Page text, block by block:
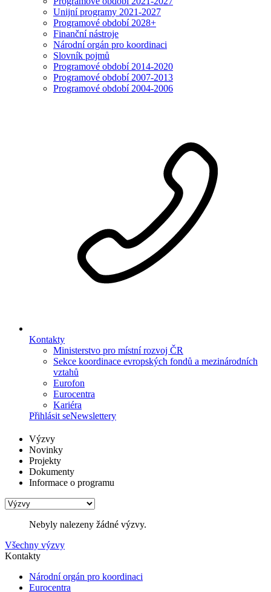
Unijní programy 2021-2027
Programové období 2028+
Finanční nástroje
Národní orgán pro koordinaci
Slovník pojmů
Programové období 2014-2020
Programové období 2007-2013
Programové období 2004-2006
Kontakty
Ministerstvo pro místní rozvoj ČR
Sekce koordinace evropských fondů a mezinárodních
vztahů
Eurofon
Eurocentra
Kariéra
Přihlásit seNewslettery
Výzvy
Novinky
Projekty
Dokumenty
Informace o programu
Nebyly nalezeny žádné výzvy.
Všechny výzvy
Kontakty
Národní orgán pro koordinaci
Eurocentra